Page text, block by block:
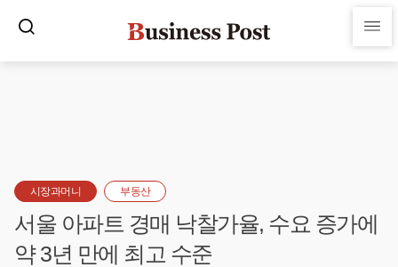
시장과머니 부동산
서울 아파트 경매 낙찰가율, 수요 증가에
약 3년 만에 최고 수준